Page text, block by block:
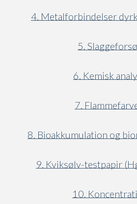
4. Metalforbindelser
5.
6. Kemisk
7.
8. Bioakkumulation og
9. Kviksølv-testpapir
10.